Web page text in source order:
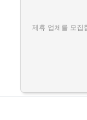
제휴 업체를 모집